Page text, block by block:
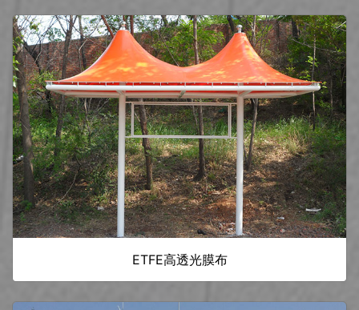
ETFE高透光膜布